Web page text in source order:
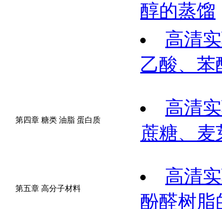
醇的蒸馏
高清
乙酸、苯
第四章 糖类 油脂 蛋白质
高清
蔗糖、麦
第五章 高分子材料
高清
酚醛树脂